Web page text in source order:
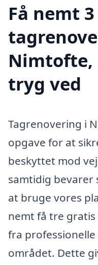
Få nemt
tryg ved
Tagrenovering i
opgave for at
beskyttet mod
samtidig bevarer
at bruge vores
nemt få tre
fra
området. Dette